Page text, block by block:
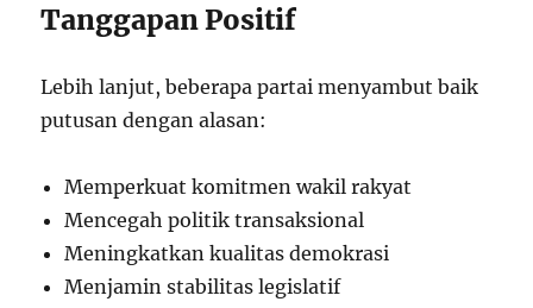
Tanggapan Positif
Lebih lanjut, beberapa partai menyambut baik
putusan dengan alasan:
Memperkuat komitmen wakil rakyat
Mencegah politik transaksional
Meningkatkan kualitas demokrasi
Menjamin stabilitas legislatif